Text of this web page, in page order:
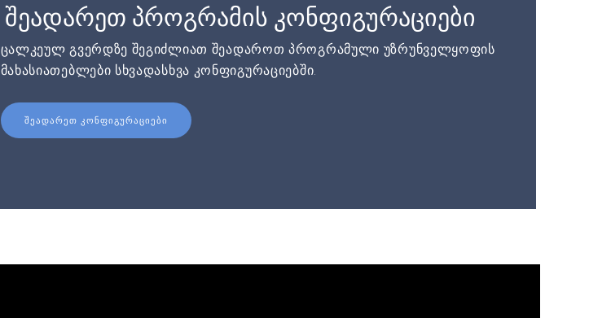
შეადარეთ პროგრამის კონფიგურაციები
ცალკეულ გვერდზე შეგიძლიათ შეადაროთ პროგრამული უზრუნველყოფის
მახასიათებლები სხვადასხვა კონფიგურაციებში.
ᲨᲔᲐᲓᲐᲠᲔᲗ ᲙᲝᲜᲤᲘᲒᲣᲠᲐᲪᲘᲔᲑᲘ